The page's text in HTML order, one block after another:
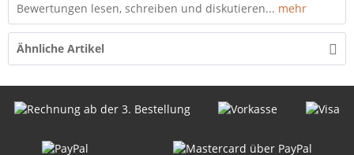
Bewertungen lesen, schreiben und diskutieren... mehr
Ähnliche Artikel